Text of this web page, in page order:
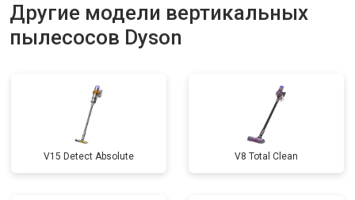
Другие модели вертикальных
пылесосов Dyson
V15 Detect Absolute V8 Total Clean